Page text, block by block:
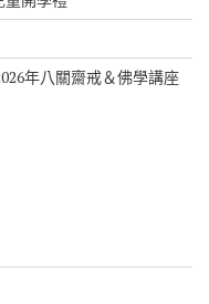
年八關齋戒＆佛學講座